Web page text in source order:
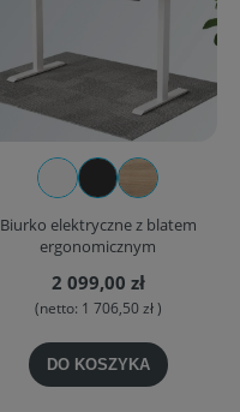
Biurko elektryczne z blatem
ergonomicznym
2 099,00 zł
(netto: 1 706,50 zł)
DO KOSZYKA